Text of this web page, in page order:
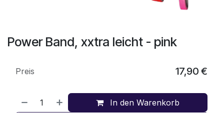
Power Band, xxtra leicht - pink
In den Warenkorb
Preis 17,90 €